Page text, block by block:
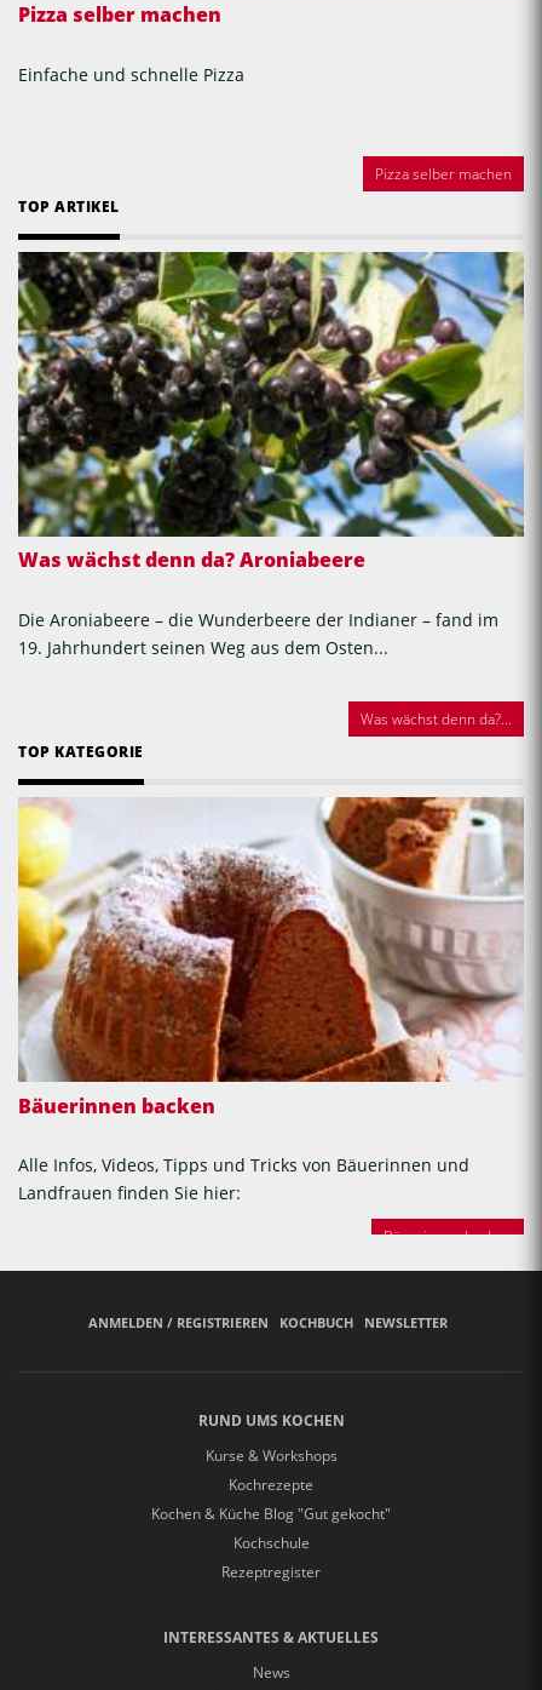
Pizza selber machen
Einfache und schnelle Pizza
Pizza selber machen
TOP ARTIKEL
Was wächst denn da? Aroniabeere
Die Aroniabeere – die Wunderbeere der Indianer – fand im
19. Jahrhundert seinen Weg aus dem Osten...
Was wächst denn da?...
TOP KATEGORIE
Bäuerinnen backen
Alle Infos, Videos, Tipps und Tricks von Bäuerinnen und
Landfrauen finden Sie hier:
Bäuerinnen backen
ANMELDEN / REGISTRIEREN KOCHBUCH NEWSLETTER
RUND UMS KOCHEN
Kurse & Workshops
Kochrezepte
Kochen & Küche Blog "Gut gekocht"
Kochschule
Rezeptregister
INTERESSANTES & AKTUELLES
News